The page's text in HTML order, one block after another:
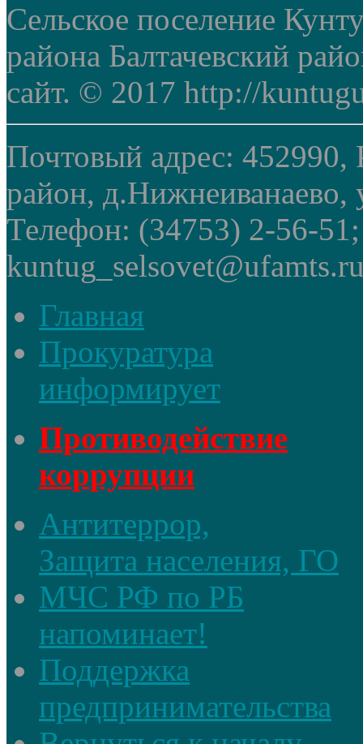
Сельское поселение
района Балтачевский
сайт. © 2017 http://
Почтовый адрес: 452990,
район, д.Нижнеиванаево,
Телефон: (34753) 2-56-
Главная
Прокуратура
информирует
Противодействие
коррупции
Антитеррор,
Защита населения, ГО
МЧС РФ по РБ
напоминает!
Поддержка
предпринимательства